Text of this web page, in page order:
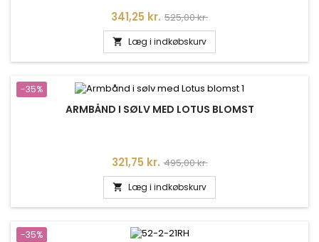
Pris
341,25 kr. Normalpris
525,00 kr.
 Læg i indkøbskurv
-35%
ARMBÅND I SØLV MED LOTUS BLOMST
Pris
321,75 kr. Normalpris
495,00 kr.
 Læg i indkøbskurv
-35%